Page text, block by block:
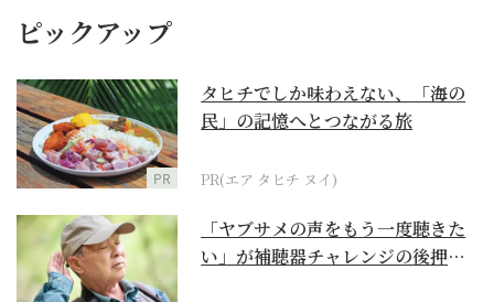
ピックアップ
PR
タヒチでしか味わえない、「海の
民」の記憶へとつながる旅
PR(エア タヒチ ヌイ)
「ヤブサメの声をもう一度聴きた
い」が補聴器チャレンジの後押し